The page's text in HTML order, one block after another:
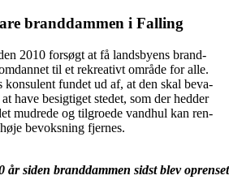
brand­dam­men i Falling
2010 for­søgt at få lands­by­ens brand­
til et rekre­a­tivt områ­de for alle.
kon­su­lent fun­det ud af, at den skal beva­
have besig­ti­get ste­det, som der hed­der
mud­re­de og til­gro­e­de vand­hul kan ren­
bevoks­ning fjernes.
år siden brand­dam­men sidst blev oprenset